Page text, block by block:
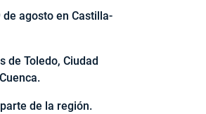
de agosto en Castilla-
de Toledo, Ciudad
de la región.